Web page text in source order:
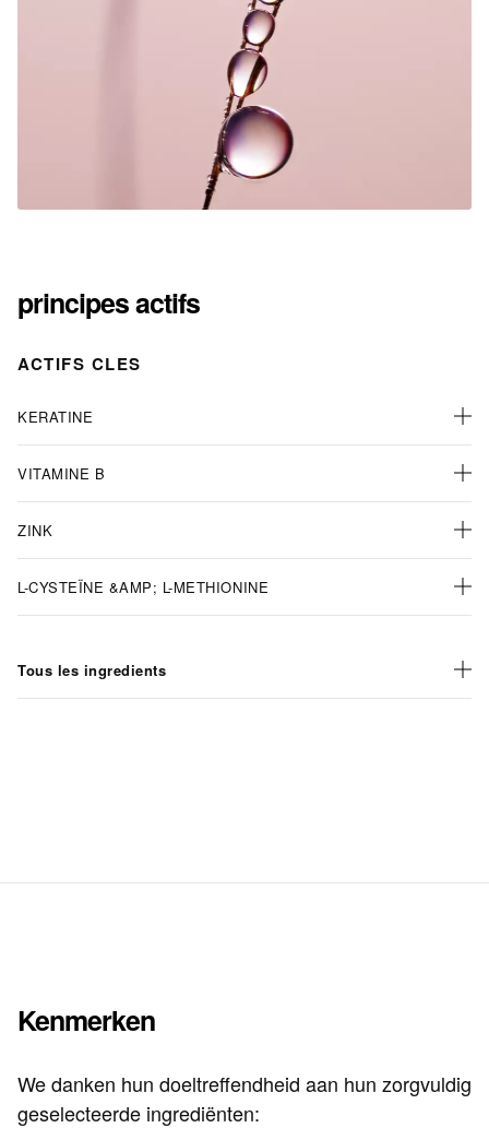
principes actifs
ACTIFS CLES
KERATINE
VITAMINE B
ZINK
L-CYSTEÏNE &AMP; L-METHIONINE
Tous les ingredients
Kenmerken
We danken hun doeltreffendheid aan hun zorgvuldig
geselecteerde ingrediënten: